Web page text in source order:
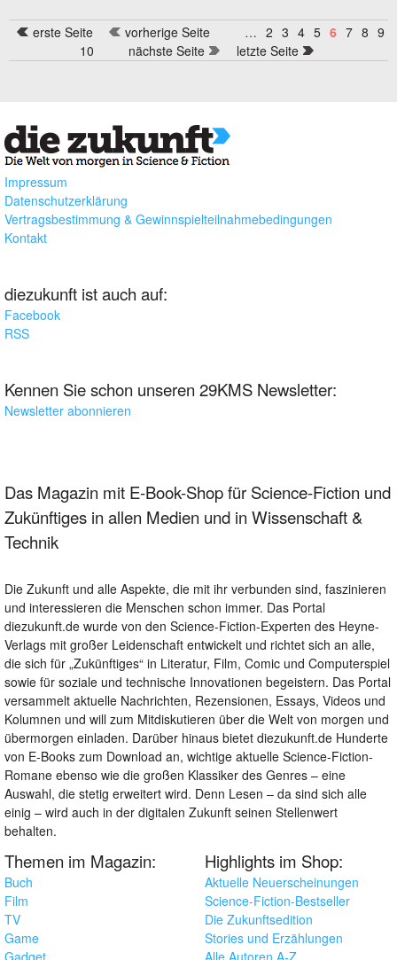
Seiten
erste Seite vorherige Seite … 2 3 4 5 6 7 8 9
10
nächste Seite letzte Seite
Impressum
Datenschutzerklärung
Vertragsbestimmung & Gewinnspielteilnahmebedingungen
Kontakt
diezukunft ist auch auf:
Facebook
RSS
Kennen Sie schon unseren 29KMS Newsletter:
Newsletter abonnieren
Das Magazin mit E-Book-Shop für Science-Fiction und
Zukünftiges in allen Medien und in Wissenschaft &
Technik
Die Zukunft und alle Aspekte, die mit ihr verbunden sind, faszinieren
und interessieren die Menschen schon immer. Das Portal
diezukunft.de wurde von den Science-Fiction-Experten des Heyne-
Verlags mit großer Leidenschaft entwickelt und richtet sich an alle,
die sich für „Zukünftiges“ in Literatur, Film, Comic und Computerspiel
sowie für soziale und technische Innovationen begeistern. Das Portal
versammelt aktuelle Nachrichten, Rezensionen, Essays, Videos und
Kolumnen und will zum Mitdiskutieren über die Welt von morgen und
übermorgen einladen. Darüber hinaus bietet diezukunft.de Hunderte
von E-Books zum Download an, wichtige aktuelle Science-Fiction-
Romane ebenso wie die großen Klassiker des Genres – eine
Auswahl, die stetig erweitert wird. Denn Lesen – da sind sich alle
einig – wird auch in der digitalen Zukunft seinen Stellenwert
behalten.
Themen im Magazin:
Buch
Film
TV
Game
Gadget
Highlights im Shop:
Aktuelle Neuerscheinungen
Science-Fiction-Bestseller
Die Zukunftsedition
Stories und Erzählungen
Alle Autoren A-Z